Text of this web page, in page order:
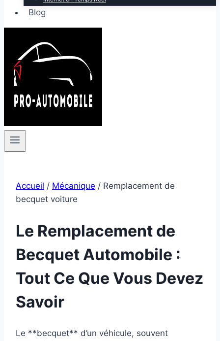
Blog
Accueil / Mécanique / Remplacement de
becquet voiture
Le Remplacement de
Becquet Automobile :
Tout Ce Que Vous Devez
Savoir
Le **becquet** d’un véhicule, souvent